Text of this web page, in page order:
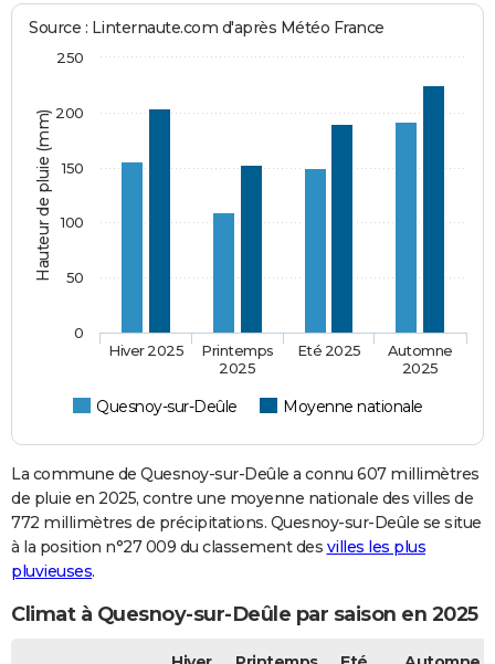
Hauteur de pluie (mm)
Source : Linternaute.com d'après Météo France
Quesnoy-sur-Deûle Moyenne nationale
Hiver 2025
Printemps
2025
Eté 2025
Automne
2025
0
50
100
150
200
250
La commune de Quesnoy-sur-Deûle a connu 607 millimètres
de pluie en 2025, contre une moyenne nationale des villes de
772 millimètres de précipitations. Quesnoy-sur-Deûle se situe
à la position n°27 009 du classement des villes les plus
pluvieuses.
Climat à Quesnoy-sur-Deûle par saison en 2025